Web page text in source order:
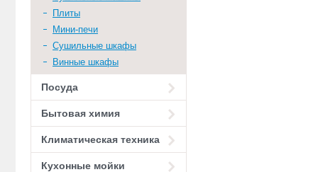
Плиты
Мини-печи
Сушильные шкафы
Винные шкафы
Посуда
Бытовая химия
Климатическая техника
Кухонные мойки